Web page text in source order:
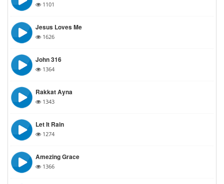
1101
Jesus Loves Me
1626
John 316
1364
Rakkat Ayna
1343
Let It Rain
1274
Amezing Grace
1366